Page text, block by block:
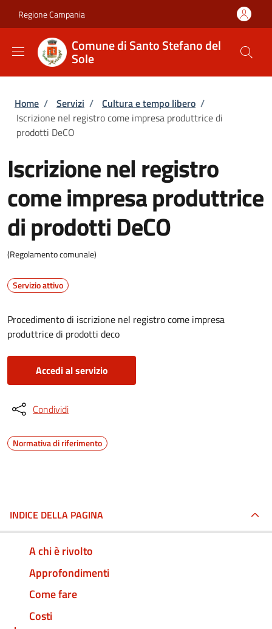
Regione Campania
Comune di Santo Stefano del
Sole
Briciole di pane
Home / Servizi / Cultura e tempo libero /
Iscrizione nel registro come impresa produttrice di
prodotti DeCO
Iscrizione nel registro
come impresa produttrice
di prodotti DeCO
(Regolamento comunale)
Servizio attivo
Procedimento di iscrizione nel registro come impresa
produttrice di prodotti deco
Accedi al servizio
Condividi
Normativa di riferimento
INDICE DELLA PAGINA
A chi è rivolto
Approfondimenti
Come fare
Costi